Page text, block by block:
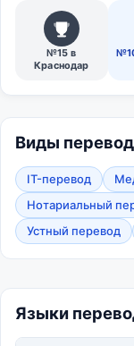
№15 в
Краснодар
Виды
IT-перевод
Нотариальный
Устный перевод
Языки